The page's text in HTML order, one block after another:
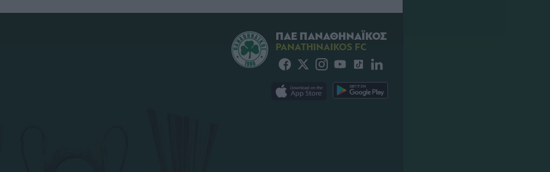
ΠΑΕ ΠΑΝΑΘΗΝΑΪΚΟΣ
PANATHINAIKOS FC